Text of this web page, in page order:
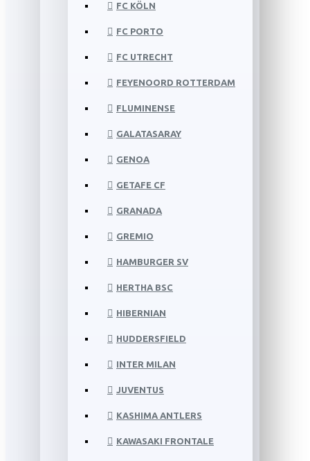
FC KÖLN
FC PORTO
FC UTRECHT
FEYENOORD ROTTERDAM
FLUMINENSE
GALATASARAY
GENOA
GETAFE CF
GRANADA
GREMIO
HAMBURGER SV
HERTHA BSC
HIBERNIAN
HUDDERSFIELD
INTER MILAN
JUVENTUS
KASHIMA ANTLERS
KAWASAKI FRONTALE